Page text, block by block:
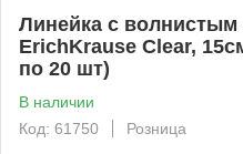
Линейка с волнистым
ErichKrause Clear,
по 20 шт)
В наличии
Код: 61750
Розница